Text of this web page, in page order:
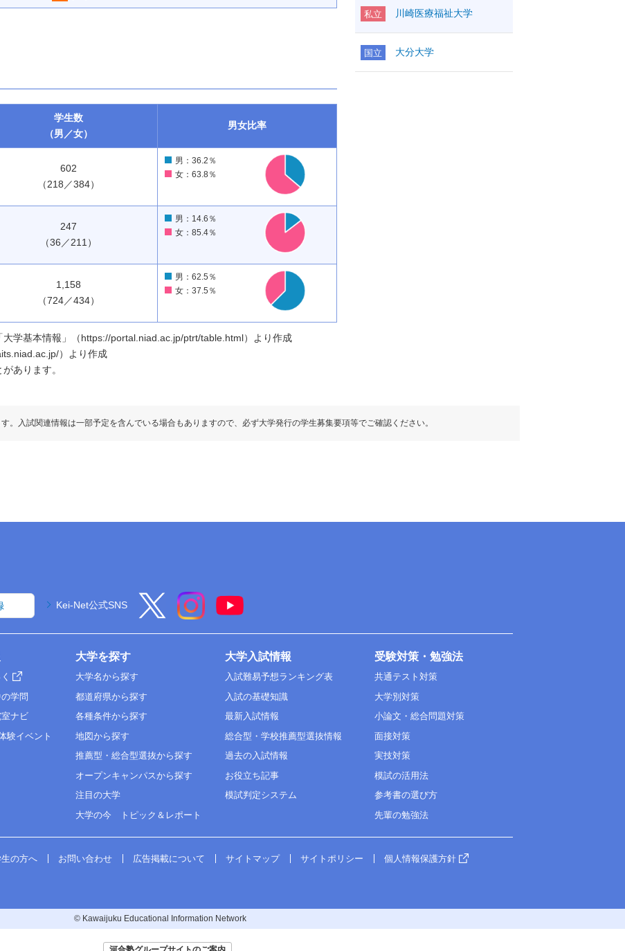
学生数
（男／女）
男女比率
602
（218／384）
男：36.2％
女：63.8％
247
（36／211）
男：14.6％
女：85.4％
1,158
（724／434）
男：62.5％
女：37.5％
学基本情報」（https://portal.niad.ac.jp/ptrt/table.html）より作成
）より作成
あります。
私立 川崎医療福祉大学
国立 大分大学
。入試関連情報は一部予定を含んでいる場合もありますので、必ず大学発行の学生募集要項等でご確認ください。
Kei-Net公式SNS
学問
ナビ
験イベント
大学を探す
大学名から探す
都道府県から探す
各種条件から探す
地図から探す
推薦型・総合型選抜から探す
オープンキャンパスから探す
注目の大学
大学の今 トピック＆レポート
大学入試情報
入試難易予想ランキング表
入試の基礎知識
最新入試情報
総合型・学校推薦型選抜情報
過去の入試情報
お役立ち記事
模試判定システム
受験対策・勉強法
共通テスト対策
大学別対策
小論文・総合問題対策
面接対策
実技対策
模試の活用法
参考書の選び方
先輩の勉強法
生の方へ お問い合わせ 広告掲載について サイトマップ サイトポリシー 個人情報保護方針
© Kawaijuku Educational Information Network